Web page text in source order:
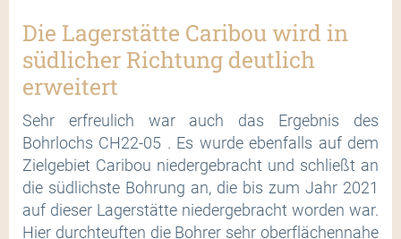
Die Lagerstätte Caribou wird in
südlicher Richtung deutlich
erweitert
Sehr erfreulich war auch das Ergebnis des
Bohrlochs CH22-05 . Es wurde ebenfalls auf dem
Zielgebiet Caribou niedergebracht und schließt an
die südlichste Bohrung an, die bis zum Jahr 2021
auf dieser Lagerstätte niedergebracht worden war.
Hier durchteuften die Bohrer sehr oberflächennahe